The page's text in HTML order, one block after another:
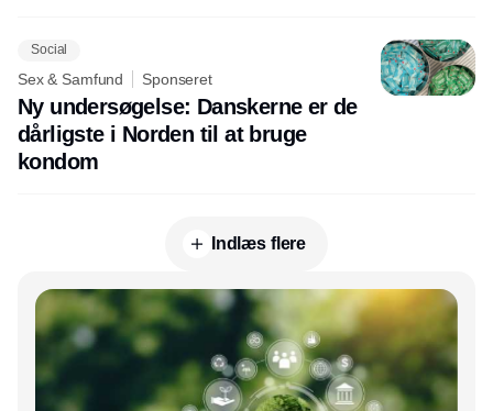
Social
Sex & Samfund Sponseret
Ny undersøgelse: Danskerne er de
dårligste i Norden til at bruge
kondom
Indlæs flere
Annonce